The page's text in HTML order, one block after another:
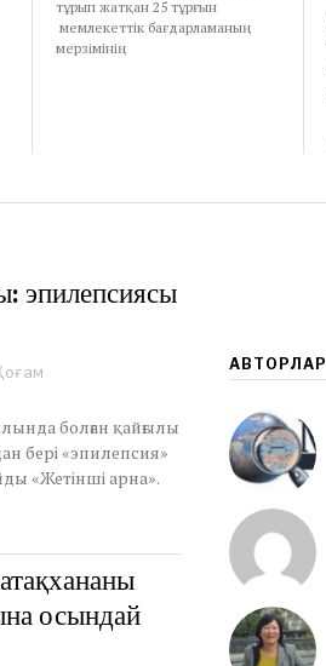
тұрып жатқан 25 тұрғын
мемлекеттік бағдарламаның
мерзімінің
эпилепсиясы
болған қайғылы
бері «эпилепсия»
«Жетінші арна».
осындай
АВТОРЛАР